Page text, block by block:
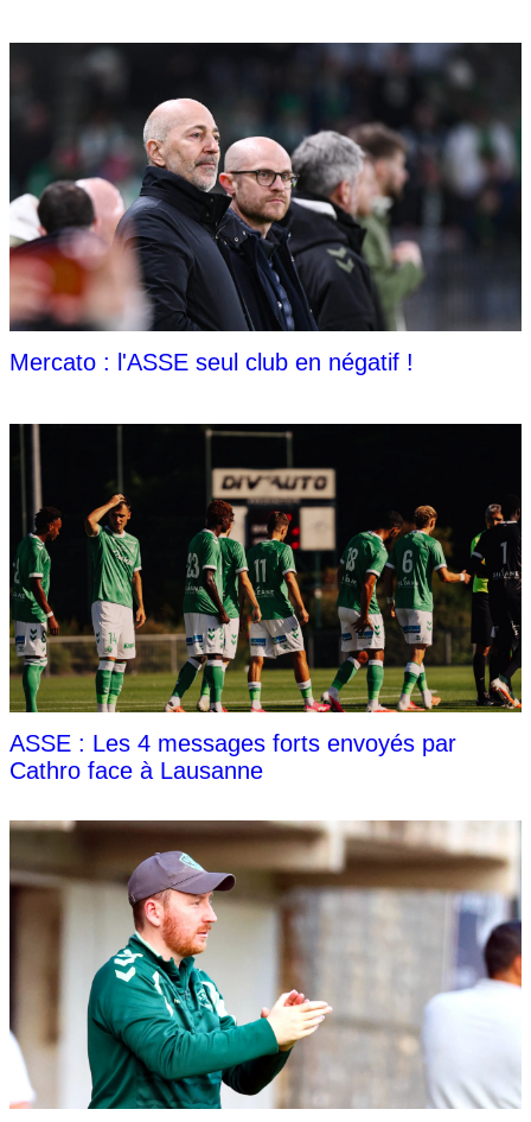
Mercato : l'ASSE seul club en négatif !
ASSE : Les 4 messages forts envoyés par
Cathro face à Lausanne